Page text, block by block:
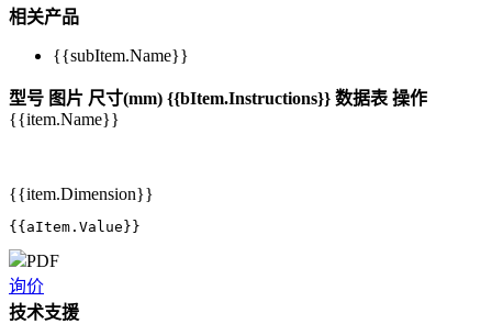
相关产品
{{subItem.Name}}
型号 图片 尺寸(mm) {{bItem.Instructions}} 数据表 操作
{{item.Name}}
{{item.Dimension}}
{{aItem.Value}}
PDF
询价
技术支援